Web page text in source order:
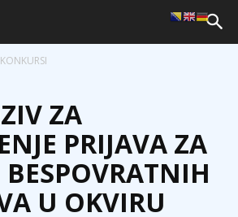
ZA
PRIJAVA ZA
BESPOVRATNIH
U OKVIRU